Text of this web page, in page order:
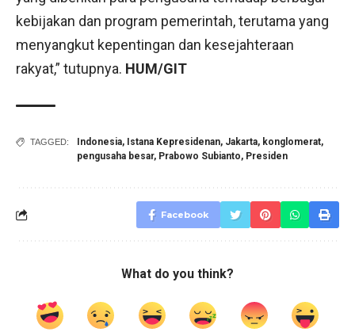
kebijakan dan program pemerintah, terutama yang
menyangkut kepentingan dan kesejahteraan
rakyat,” tutupnya. HUM/GIT
TAGGED: Indonesia, Istana Kepresidenan, Jakarta, konglomerat,
pengusaha besar, Prabowo Subianto, Presiden
Facebook
What do you think?